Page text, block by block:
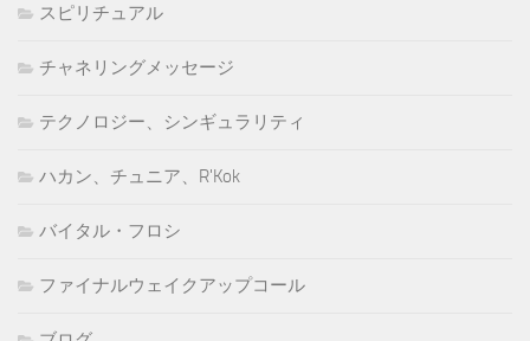
スピリチュアル
チャネリングメッセージ
テクノロジー、シンギュラリティ
ハカン、チュニア、R'Kok
バイタル・フロシ
ファイナルウェイクアップコール